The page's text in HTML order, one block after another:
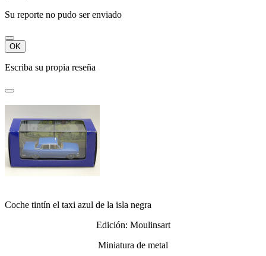
Su reporte no pudo ser enviado
OK
Escriba su propia reseña
Coche tintín el taxi azul de la isla negra
Edición: Moulinsart
Miniatura de metal